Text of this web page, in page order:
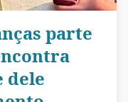
parte
dele